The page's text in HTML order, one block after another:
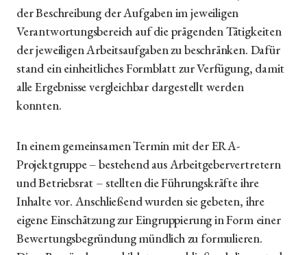
der Beschreibung der Aufgaben im jeweiligen
Verantwortungsbereich auf die prägenden Tätigkeiten
der jeweiligen Arbeitsaufgaben zu beschränken. Dafür
stand ein einheitliches Formblatt zur Verfügung, damit
alle Ergebnisse vergleichbar dargestellt werden
konnten.
In einem gemeinsamen Termin mit der ERA-
Projektgruppe – bestehend aus Arbeitgebervertretern
und Betriebsrat – stellten die Führungskräfte ihre
Inhalte vor. Anschließend wurden sie gebeten, ihre
eigene Einschätzung zur Eingruppierung in Form einer
Bewertungsbegründung mündlich zu formulieren.